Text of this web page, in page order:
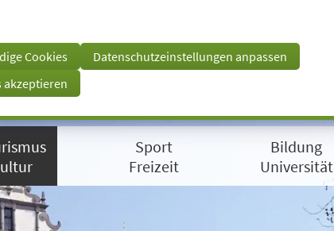
Cookies
Datenschutzeinstellungen anpassen
akzeptieren
Sport
Freizeit
Bildung
Universität